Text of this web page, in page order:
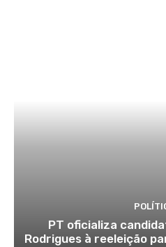
PT oficializa
Rodrigues à reeleição